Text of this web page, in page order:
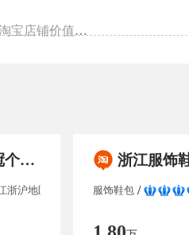
铺价值多少钱？
协议变更
浙沪地区
浙江服饰鞋包5皇冠个人淘宝店铺转让/
服饰鞋包